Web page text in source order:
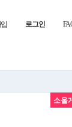
로그인
소울